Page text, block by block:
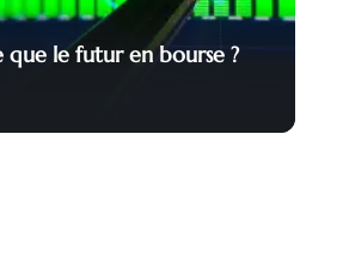
que le futur en bourse ?